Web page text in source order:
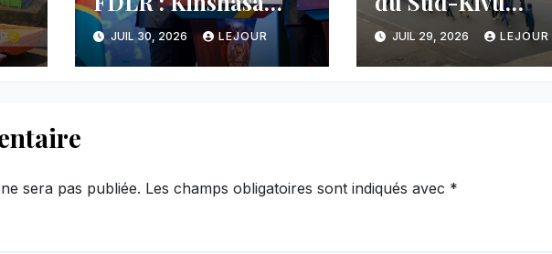
annonce une
avancée majeure et
maintient sa ligne
JUIL 30, 2026 LEJOUR dénonce la
manipulation
manifestations
JUIL 29, 2026 LEJOUR
sera pas publiée. Les champs obligatoires sont indiqués avec *